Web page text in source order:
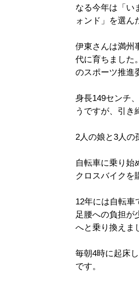
なる今年は「い
ォンド」を選ん
伊東さんは満州
代に育ちました
のスポーツ推進
身長149センチ
うですが、引き
2人の娘と3人の
自転車に乗り始
クロスバイクを
12年には自転車
足腰への負担が
へと乗り換えま
毎朝4時に起床
です。